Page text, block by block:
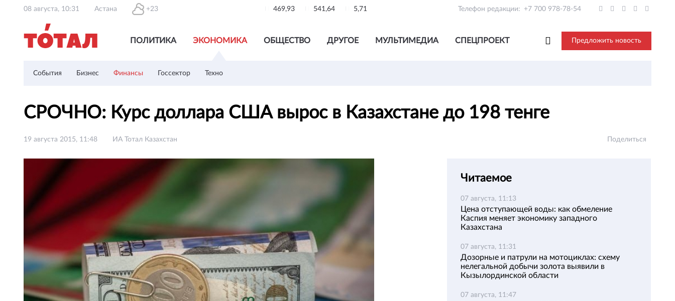
08 августа, 10:31 Астана +23 469,93 541,64 5,71 Телефон редакции: +7 700 978-78-54
ПОЛИТИКА ЭКОНОМИКА ОБЩЕСТВО ДРУГОЕ МУЛЬТИМЕДИА СПЕЦПРОЕКТ Предложить новость
События Бизнес Финансы Госсектор Техно
СРОЧНО: Курс доллара США вырос в Казахстане до 198 тенге
19 августа 2015, 11:48 ИА Тотал Казахстан Поделиться
Читаемое
07 августа, 11:13
Цена отступающей воды: как обмеление
Каспия меняет экономику западного
Казахстана
07 августа, 11:31
Дозорные и патрули на мотоциклах: схему
нелегальной добычи золота выявили в
Кызылординской области
07 августа, 11:47